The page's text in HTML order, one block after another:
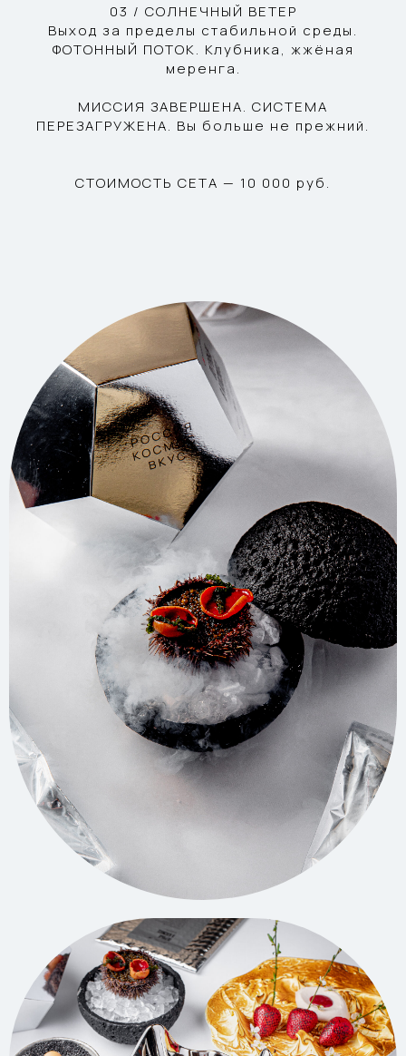
03 / СОЛНЕЧНЫЙ ВЕТЕР
Выход за пределы стабильной среды.
ФОТОННЫЙ ПОТОК. Клубника, жжёная
меренга.
МИССИЯ ЗАВЕРШЕНА. СИСТЕМА
ПЕРЕЗАГРУЖЕНА. Вы больше не прежний.
СТОИМОСТЬ СЕТА — 10 000 руб.